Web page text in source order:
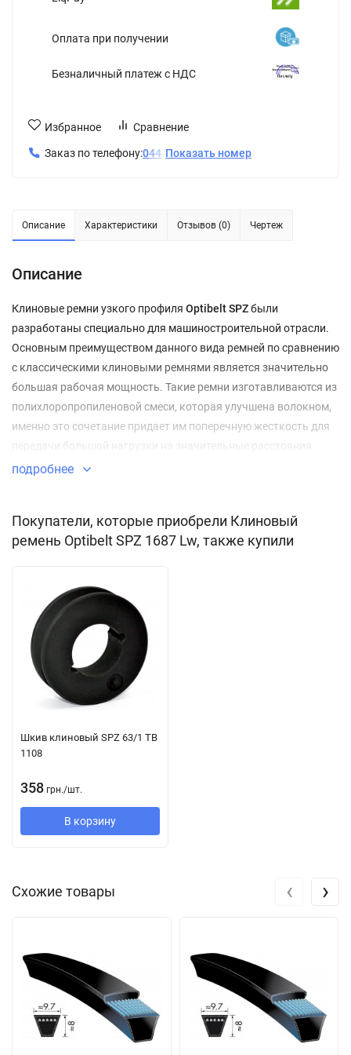
Оплата при получении
Безналичный платеж с НДС
Избранное Сравнение
Заказ по телефону:044 Показать номер
Описание Характеристики Отзывов (0) Чертеж
Описание
Клиновые ремни узкого профиля Optibelt SPZбыли
разработаны специально для машиностроительной отрасли.
Основным преимуществом данного вида ремней по сравнению
с классическими клиновыми ремнями является значительно
большая рабочая мощность. Такие ремни изготавливаются из
полихлоропропиленовой смеси, которая улучшена волокном,
именно это сочетание придает им поперечную жесткость для
передачи большой нагрузки на значительные расстояния.
Применение:
приводы сельскохозяйственных машин;
приводы промышленного оборудования;
приводы компрессоров;
автомобилестроение;
конструкции с наружным натяжением малого диаметра;
оборудование, где ширина шкива вдвое меньше, чем
приводы с классическими ремнями.
Конструкция:
Благодаря специальной технологии производства растяжение
обработано износостойкой резиновой смесью, поэтому
стандарта DIN 2218 к производительности. Таким образом, их
Он уже, чем классические клиновые ремни с такими же
характеристиками, поэтому привод требует меньшего
места для установки.
Большая поверхность сцепления снижает центробежную
подробнее
Покупатели, которые приобрели Клиновый
ремень Optibelt SPZ 1687 Lw, также купили
Шкив клиновый SPZ 63/1 TB
1108
358 грн./шт.
В корзину
Схожие товары ‹ ›